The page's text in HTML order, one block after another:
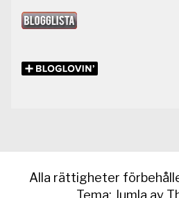
Alla rättigheter
Tema: Jumla av